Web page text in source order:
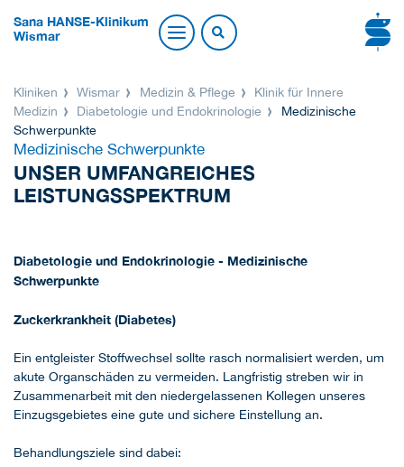
Sana HANSE-Klinikum
Wismar
Kliniken Wismar Medizin & Pflege
Klinik für Innere
Medizin
Diabetologie und Endokrinologie
Medizinische
Schwerpunkte
Medizinische Schwerpunkte
UNSER UMFANGREICHES
LEISTUNGSSPEKTRUM
Diabetologie und Endokrinologie - Medizinische
Schwerpunkte
Zuckerkrankheit (Diabetes)
Ein entgleister Stoffwechsel sollte rasch normalisiert werden, um
akute Organschäden zu vermeiden. Langfristig streben wir in
Zusammenarbeit mit den niedergelassenen Kollegen unseres
Einzugsgebietes eine gute und sichere Einstellung an.
Behandlungsziele sind dabei: